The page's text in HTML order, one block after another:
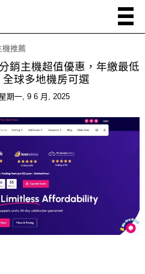
機推薦
銷主機超值優惠，年繳最低
球多地機房可選
期一, 9 6 月, 2025